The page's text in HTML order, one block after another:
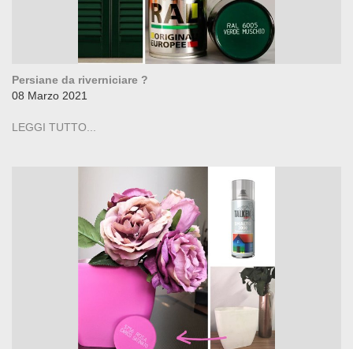
Persiane da riverniciare ?
08 Marzo 2021
LEGGI TUTTO...